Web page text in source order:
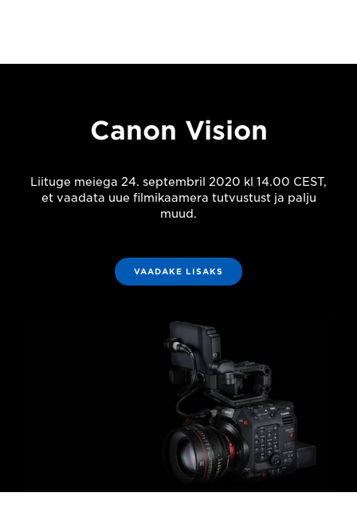
Canon Vision
Liituge meiega 24. septembril 2020 kl 14.00 CEST,
et vaadata uue filmikaamera tutvustust ja palju
muud.
VAADAKE LISAKS